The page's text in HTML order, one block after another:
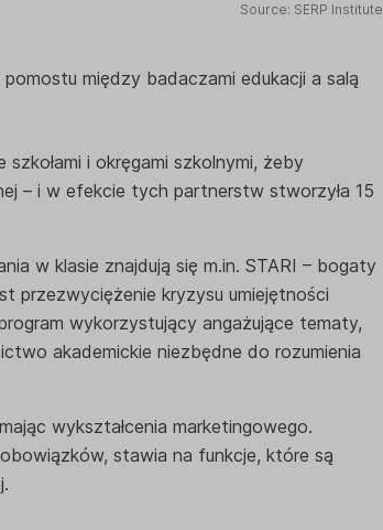
Source: SERP Institute
między badaczami edukacji a salą
i okręgami szkolnymi, żeby
– i w efekcie tych partnerstw stworzyła 15
w klasie znajdują się m.in. STARI – bogaty
przezwyciężenie kryzysu umiejętności
wykorzystujący angażujące tematy,
akademickie niezbędne do rozumienia
wykształcenia marketingowego.
stawia na funkcje, które są